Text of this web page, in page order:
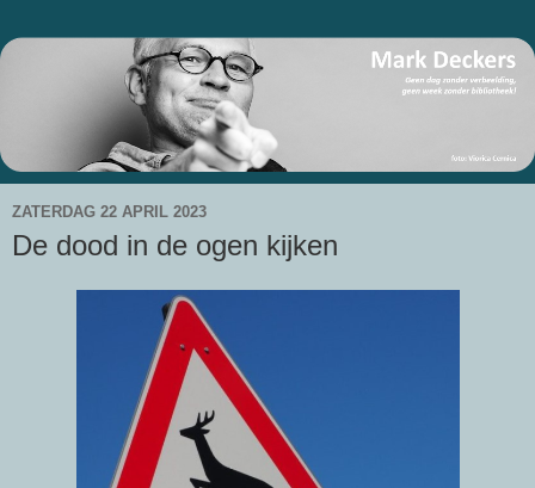
ZATERDAG 22 APRIL 2023
De dood in de ogen kijken